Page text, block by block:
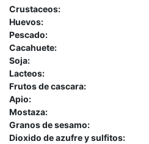
Crustaceos:
Huevos:
Pescado:
Cacahuete:
Soja:
Lacteos:
Frutos de cascara:
Apio:
Mostaza:
Granos de sesamo:
Dioxido de azufre y sulfitos: